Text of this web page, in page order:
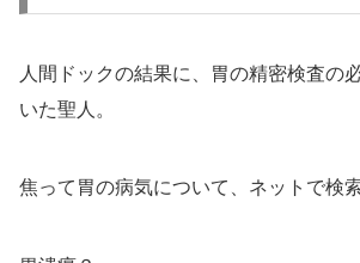
人間ドックの結果に、胃の精密検査の
いた聖人。
焦って胃の病気について、ネットで検